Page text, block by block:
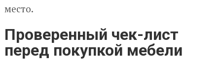
место.
Проверенный чек-лист
перед покупкой мебели